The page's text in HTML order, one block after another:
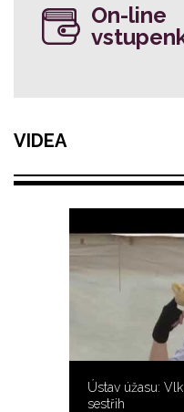
On-line
VIDEA
Ústav úžasu:
sestřih